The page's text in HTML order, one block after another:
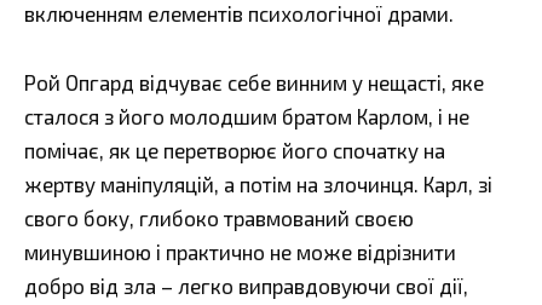
включенням елементів психологічної драми.
Рой Опгард відчуває себе винним у нещасті, яке
сталося з його молодшим братом Карлом, і не
помічає, як це перетворює його спочатку на
жертву маніпуляцій, а потім на злочинця. Карл, зі
свого боку, глибоко травмований своєю
минувшиною і практично не може відрізнити
добро від зла – легко виправдовуючи свої дії,